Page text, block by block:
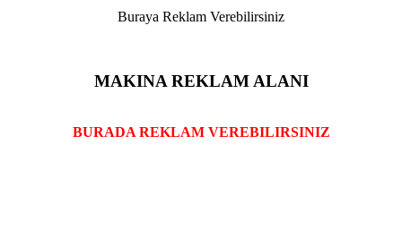
Buraya Reklam Verebilirsiniz
MAKINA REKLAM ALANI
BURADA REKLAM VEREBILIRSINIZ